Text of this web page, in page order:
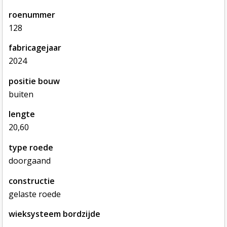
roenummer
128
fabricagejaar
2024
positie bouw
buiten
lengte
20,60
type roede
doorgaand
constructie
gelaste roede
wieksysteem bordzijde